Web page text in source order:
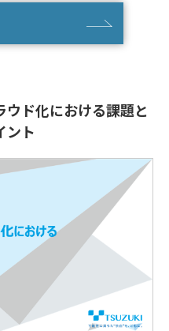
ウド化における課題と
ント